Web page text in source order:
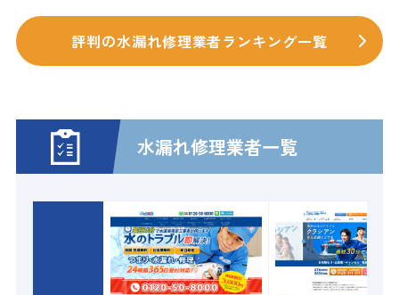
評判の水漏れ修理業者ランキング一覧
水漏れ修理業者一覧